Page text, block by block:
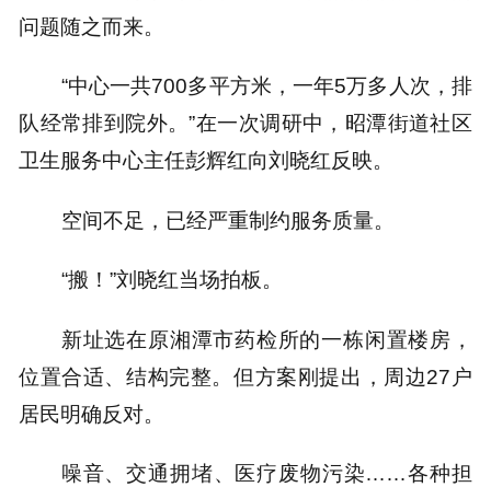
问题随之而来。
“中心一共700多平方米，一年5万多人次，排
队经常排到院外。”在一次调研中，昭潭街道社区
卫生服务中心主任彭辉红向刘晓红反映。
空间不足，已经严重制约服务质量。
“搬！”刘晓红当场拍板。
新址选在原湘潭市药检所的一栋闲置楼房，
位置合适、结构完整。但方案刚提出，周边27户
居民明确反对。
噪音、交通拥堵、医疗废物污染……各种担